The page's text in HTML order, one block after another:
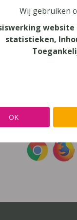
vergeten?
niet inloggen met
meteen naar
Wij gebruiken
statistieken,
OK